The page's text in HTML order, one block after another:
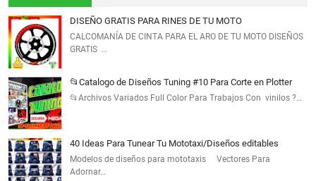
DISEÑO GRATIS PARA RINES DE TU MOTO
CALCOMANÍA DE CINTA PARA EL ARO DE TU MOTO DISEÑOS
GRATIS …
📂Catalogo de Diseños Tuning #10 Para Corte en Plotter
📂Archivos Variados Full Color Para Trabajos Con vinilos ?…
40 Ideas Para Tunear Tu Mototaxi/Diseños editables
Modelos de diseños para mototaxis Vectores Para
Adornar…